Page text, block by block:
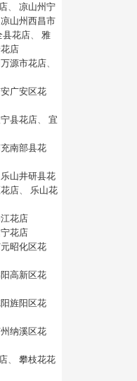
、 凉山州宁
凉山州西昌市
县花店、 雅
店
源市花店、
广安区花
县花店、 宜
南部县花
乐山井研县花
店、 乐山花
花店
花店
昭化区花
高新区花
旌阳区花
纳溪区花
、 攀枝花花